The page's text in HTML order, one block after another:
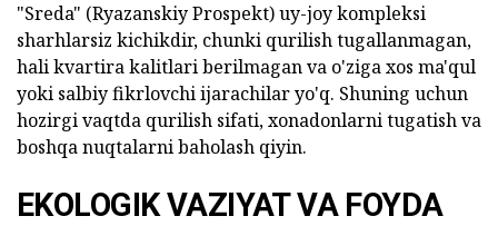
"Sreda" (Ryazanskiy Prospekt) uy-joy kompleksi
sharhlarsiz kichikdir, chunki qurilish tugallanmagan,
hali kvartira kalitlari berilmagan va o'ziga xos ma'qul
yoki salbiy fikrlovchi ijarachilar yo'q. Shuning uchun
hozirgi vaqtda qurilish sifati, xonadonlarni tugatish va
boshqa nuqtalarni baholash qiyin.
EKOLOGIK VAZIYAT VA FOYDA